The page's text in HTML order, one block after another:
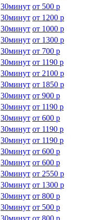
30минут от 500 р
30минут от 1200 р
30минут от 1000 р
30минут от 1300 р
30минут от 700 р
30минут от 1190 р
30минут от 2100 р
30минут от 1850 р
30минут от 900 р
30минут от 1190 р
30минут от 600 р
30минут от 1190 р
30минут от 1190 р
30минут от 600 р
30минут от 600 р
30минут от 2550 р
30минут от 1300 р
30минут от 800 р
30минут от 500 р
30минут от 800 р